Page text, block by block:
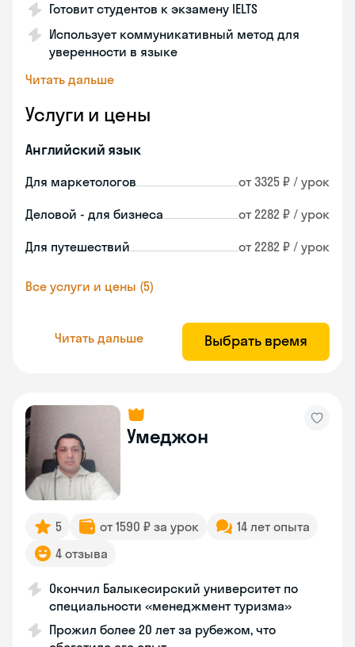
Готовит студентов к экзамену IELTS
Использует коммуникативный метод для
уверенности в языке
Читать дальше
Услуги и цены
Английский язык
Для маркетологов от 3325 ₽ / урок
Деловой - для бизнеса от 2282 ₽ / урок
Для путешествий от 2282 ₽ / урок
Все услуги и цены (5)
Читать дальше Выбрать время
Умеджон
5 от 1590 ₽ за урок
14 лет опыта
4 отзыва
Окончил Балыкесирский университет по
специальности «менеджмент туризма»
Прожил более 20 лет за рубежом, что